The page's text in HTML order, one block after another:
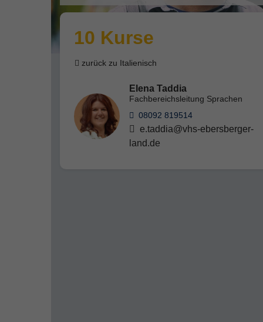
10 Kurse
zurück zu Italienisch
Elena Taddia
Fachbereichsleitung Sprachen
08092 819514
e.taddia@vhs-ebersberger-
land.de